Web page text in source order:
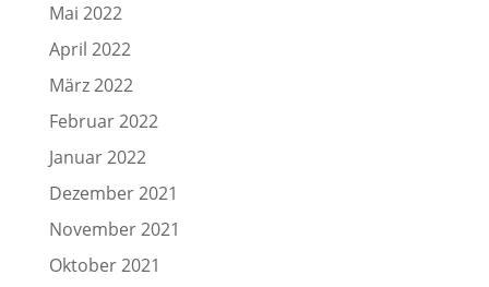
Mai 2022
April 2022
März 2022
Februar 2022
Januar 2022
Dezember 2021
November 2021
Oktober 2021